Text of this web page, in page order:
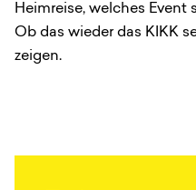
Heimreise, welches
Ob das wieder das KIKK
zeigen.